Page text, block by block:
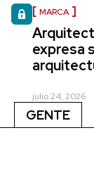
MARCA
expresa
julio 24, 2026
GENTE